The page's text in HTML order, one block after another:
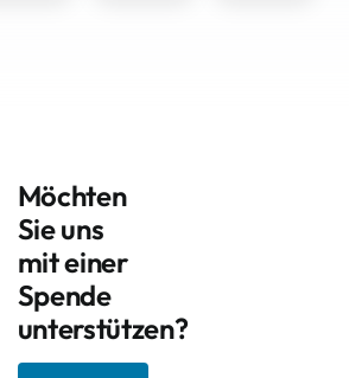
Möchten
Sie uns
mit einer
Spende
unterstützen?